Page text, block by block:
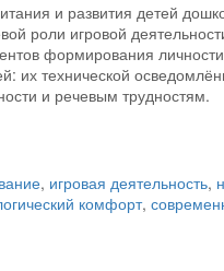
и развития детей
роли игровой
формирования
их технической
и речевым трудностям.
, игровая деятельность,
комфорт,